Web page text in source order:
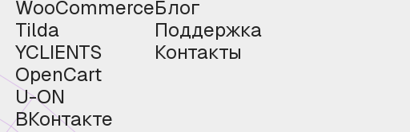
WooCommerce
Tilda
YCLIENTS
OpenCart
U-ON
ВКонтакте
Блог
Поддержка
Контакты